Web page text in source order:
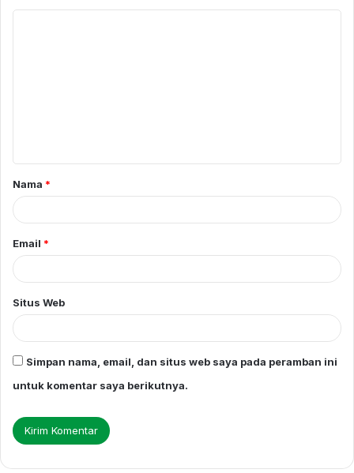
a
r
Nama *
Email *
Situs Web
Simpan nama, email, dan situs web saya pada peramban ini
untuk komentar saya berikutnya.